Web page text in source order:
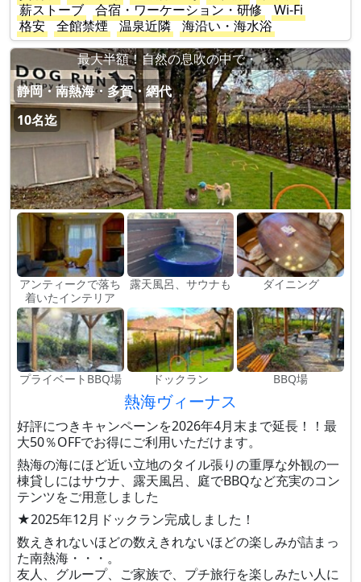
薪ストーブ
合宿・ワーケーション・研修
Wi-Fi
格安
全館禁煙 温泉近隣
海沿い・海水浴
最大半額！自然の息吹の中で・・・
静岡・南熱海・多賀・網代
10名迄
アンティークで落ち
着いたインテリア
露天風呂、サウナも ダイニング
プライベートBBQ場 ドックラン BBQ場
熱海ヴィーナス
好評につきキャンペーンを2026年4月末まで延長！！最
大50％OFFでお得にご利用いただけます。
熱海の海にほど近い立地のタイル張りの重厚な外観の一
棟貸しにはサウナ、露天風呂、庭でBBQなど充実のコン
テンツをご用意しました
★2025年12月ドックラン完成しました！
数えきれないほどの数えきれないほどの楽しみが詰まっ
た南熱海・・・。
友人、グループ、ご家族で、プチ旅行を楽しみたい人に